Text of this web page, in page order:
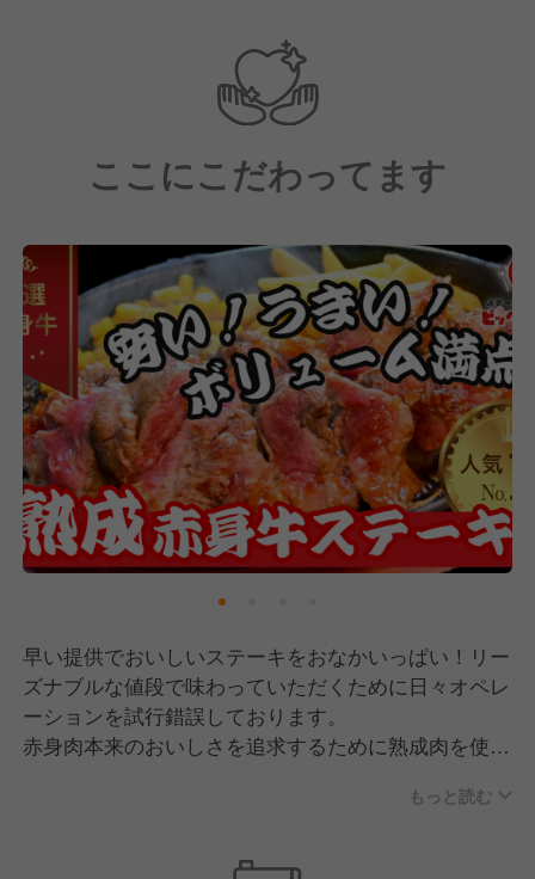
的に取り組む仕組みができてきました！
店長としてやる気のある従業員を導いて、よりよい店
舗を作っていってください！
ここにこだわってます
早い提供でおいしいステーキをおなかいっぱい！リー
ズナブルな値段で味わっていただくために日々オペレ
ーションを試行錯誤しております。
赤身肉本来のおいしさを追求するために熟成肉を使用
おいしく召し上がっていただくための付け合わせを丁
りませんので、店舗ごとに丁寧に仕込みをしておりま
もっと読む